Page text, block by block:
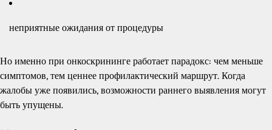
неприятные ожидания от процедуры
Но именно при онкоскрининге работает парадокс: чем меньше
симптомов, тем ценнее профилактический маршрут. Когда
жалобы уже появились, возможности раннего выявления могут
быть упущены.